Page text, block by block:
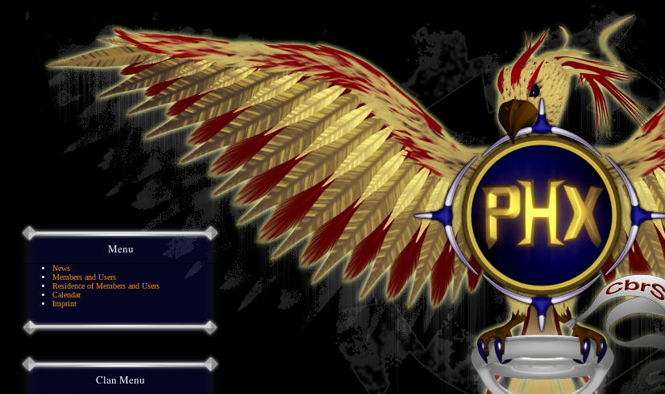
Menu
News
Members and Users
Residence of Members and Users
Calendar
Imprint
Clan Menu